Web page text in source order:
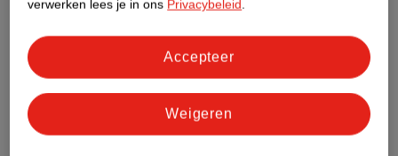
Impact Score.
Bestel & Bezorginformatie
verwerken lees je in ons Privacybeleid.
Weigeren
Accepteer